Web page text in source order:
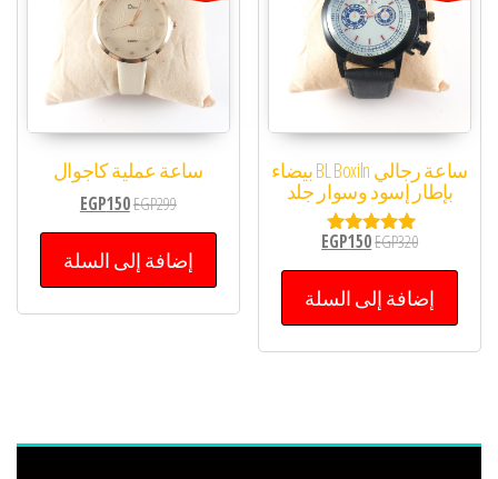
ساعة رجالي BL Boxiln بيضاء
بإطار إسود وسوار جلد
تم التقييم
EGP320
EGP150
إضافة إلى السلة
ساعة عملية كاجوال
EGP299
EGP150
إضافة إلى السلة